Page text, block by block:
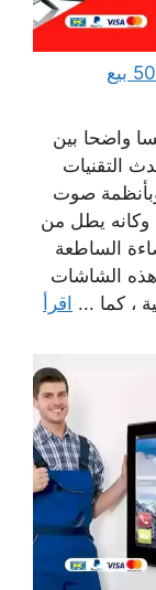
بيع تلفزيونات شاشات الكويت 50050623 بيع
واضحا بين
التقنيات
140و 150 بوصة وبأنظمة صوت
وكانه يطل من
الساطعة
الشاشات
، كما ... اقرأ